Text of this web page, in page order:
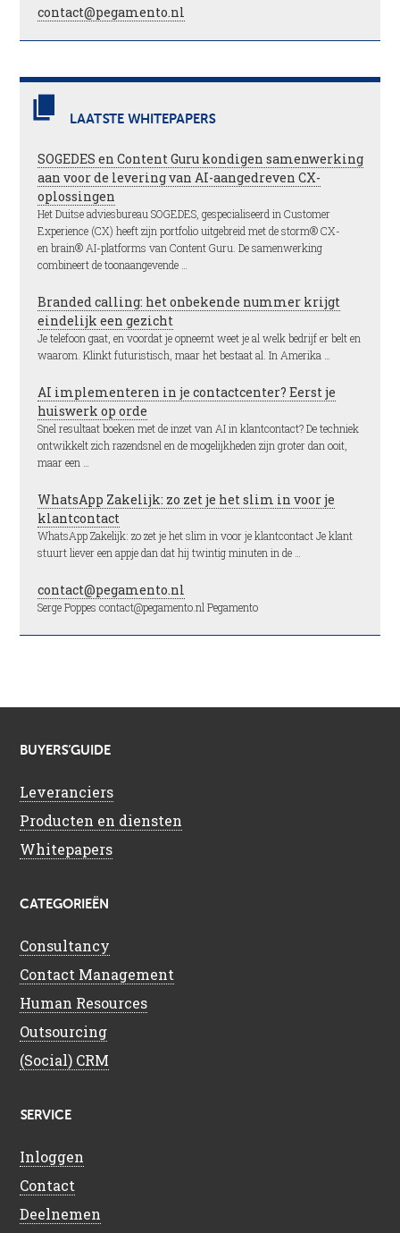
contact@pegamento.nl
LAATSTE WHITEPAPERS
SOGEDES en Content Guru kondigen samenwerking
aan voor de levering van AI-aangedreven CX-
oplossingen
Het Duitse adviesbureau SOGEDES, gespecialiseerd in Customer
Experience (CX) heeft zijn portfolio uitgebreid met de storm® CX-
en brain® AI-platforms van Content Guru. De samenwerking
combineert de toonaangevende …
Branded calling: het onbekende nummer krijgt
eindelijk een gezicht
Je telefoon gaat, en voordat je opneemt weet je al welk bedrijf er belt en
waarom. Klinkt futuristisch, maar het bestaat al. In Amerika …
AI implementeren in je contactcenter? Eerst je
huiswerk op orde
Snel resultaat boeken met de inzet van AI in klantcontact? De techniek
ontwikkelt zich razendsnel en de mogelijkheden zijn groter dan ooit,
maar een …
WhatsApp Zakelijk: zo zet je het slim in voor je
klantcontact
WhatsApp Zakelijk: zo zet je het slim in voor je klantcontact Je klant
stuurt liever een appje dan dat hij twintig minuten in de …
contact@pegamento.nl
Serge Poppes contact@pegamento.nl Pegamento
BUYERS’GUIDE
Leveranciers
Producten en diensten
Whitepapers
CATEGORIEËN
Consultancy
Contact Management
Human Resources
Outsourcing
(Social) CRM
SERVICE
Inloggen
Contact
Deelnemen